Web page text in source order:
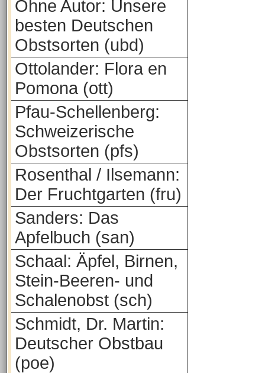
Ohne Autor: Unsere
besten Deutschen
Obstsorten (ubd)
Ottolander: Flora en
Pomona (ott)
Pfau-Schellenberg:
Schweizerische
Obstsorten (pfs)
Rosenthal / Ilsemann:
Der Fruchtgarten (fru)
Sanders: Das
Apfelbuch (san)
Schaal: Äpfel, Birnen,
Stein-Beeren- und
Schalenobst (sch)
Schmidt, Dr. Martin:
Deutscher Obstbau
(poe)